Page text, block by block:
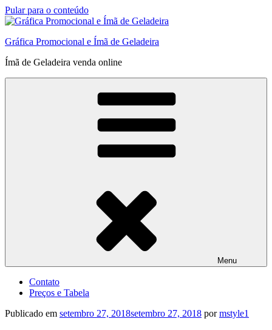
Pular para o conteúdo
Gráfica Promocional e Ímã de Geladeira
Ímã de Geladeira venda online
Menu
Contato
Preços e Tabela
Publicado em setembro 27, 2018setembro 27, 2018 pormstyle1